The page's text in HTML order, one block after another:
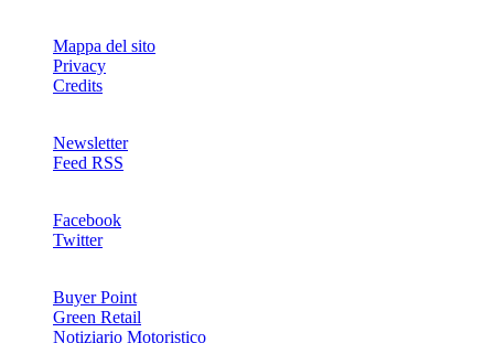
Mappa del sito
Privacy
Credits
Newsletter
Feed RSS
Facebook
Twitter
Buyer Point
Green Retail
Notiziario Motoristico